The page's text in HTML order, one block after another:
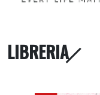
LIBRERIA